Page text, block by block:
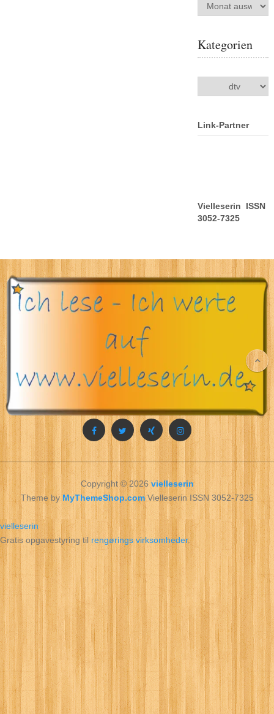
Kategorien
Kategorien
Link-Partner
Vielleserin ISSN
3052-7325
Copyright © 2026vielleserin
Theme by MyThemeShop.comVielleserin ISSN 3052-7325
vielleserin
Gratis opgavestyring tilrengørings virksomheder.